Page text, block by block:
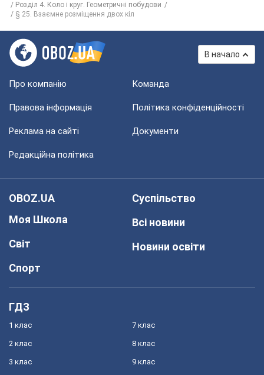
Розділ 4. Коло і круг. Геометричні побудови
§ 25. Взаємне розміщення двох кіл
В начало
Про компанію Команда
Правова інформація Політика конфіденційності
Реклама на сайті Документи
Редакційна політика
OBOZ.UA
Моя Школа
Світ
Спорт
Суспільство
Всі новини
Новини освіти
ГДЗ
1 клас
2 клас
3 клас
7 клас
8 клас
9 клас